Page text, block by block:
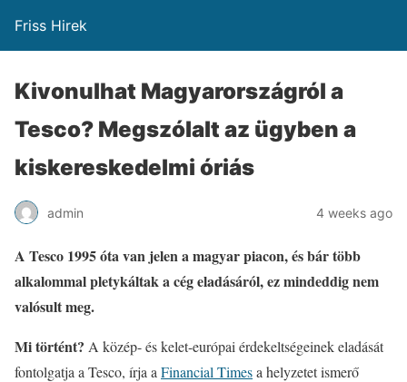
Friss Hirek
Kivonulhat Magyarországról a
Tesco? Megszólalt az ügyben a
kiskereskedelmi óriás
admin 4 weeks ago
A Tesco 1995 óta van jelen a magyar piacon, és bár több
alkalommal pletykáltak a cég eladásáról, ez mindeddig nem
valósult meg.
Mi történt? A közép- és kelet-európai érdekeltségeinek eladását
fontolgatja a Tesco, írja a Financial Timesa helyzetet ismerő